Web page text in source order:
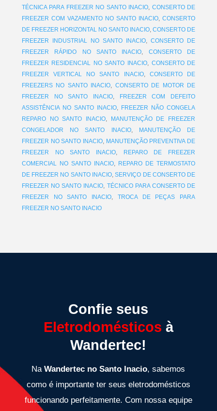
TÉCNICA PARA FREEZER NO SANTO INACIO CONSERTO DE
FREEZER COM VAZAMENTO NO SANTO INACIO ,CONSERTO
DE FREEZER HORIZONTAL NO SANTO INACIO ,CONSERTO DE
FREEZER INDUSTRIAL NO SANTO INACIO ,CONSERTO DE
FREEZER RÁPIDO NO SANTO INACIO
CONSERTO DE
FREEZER RESIDENCIAL NO SANTO INACIO
CONSERTO DE
FREEZER VERTICAL NO SANTO INACIO, CONSERTO DE
FREEZERS NO SANTO INACIO
CONSERTO DE MOTOR DE
FREEZER NO SANTO INACIO
FREEZER COM DEFEITO
ASSISTÊNCIA NO SANTO INACIO
FREEZER NÃO CONGELA
REPARO NO SANTO INACIO
MANUTENÇÃO DE FREEZER
CONGELADOR NO SANTO INACIO, MANUTENÇÃO DE
FREEZER NO SANTO INACIO MANUTENÇÃO PREVENTIVA DE
FREEZER NO SANTO INACIO
REPARO DE FREEZER
COMERCIAL NO SANTO INACIO
REPARO DE TERMOSTATO
DE FREEZER NO SANTO INACIO ,SERVIÇO DE CONSERTO DE
FREEZER NO SANTO INACIO TÉCNICO PARA CONSERTO DE
FREEZER NO SANTO INACIO
TROCA DE PEÇAS PARA
FREEZER NO SANTO INACIO
Confie seus
Eletrodomésticos à
Wandertec!
NaWandertec no Santo Inacio, sabemos
como é importante ter seus eletrodomésticos
funcionando perfeitamente. Com nossa equipe